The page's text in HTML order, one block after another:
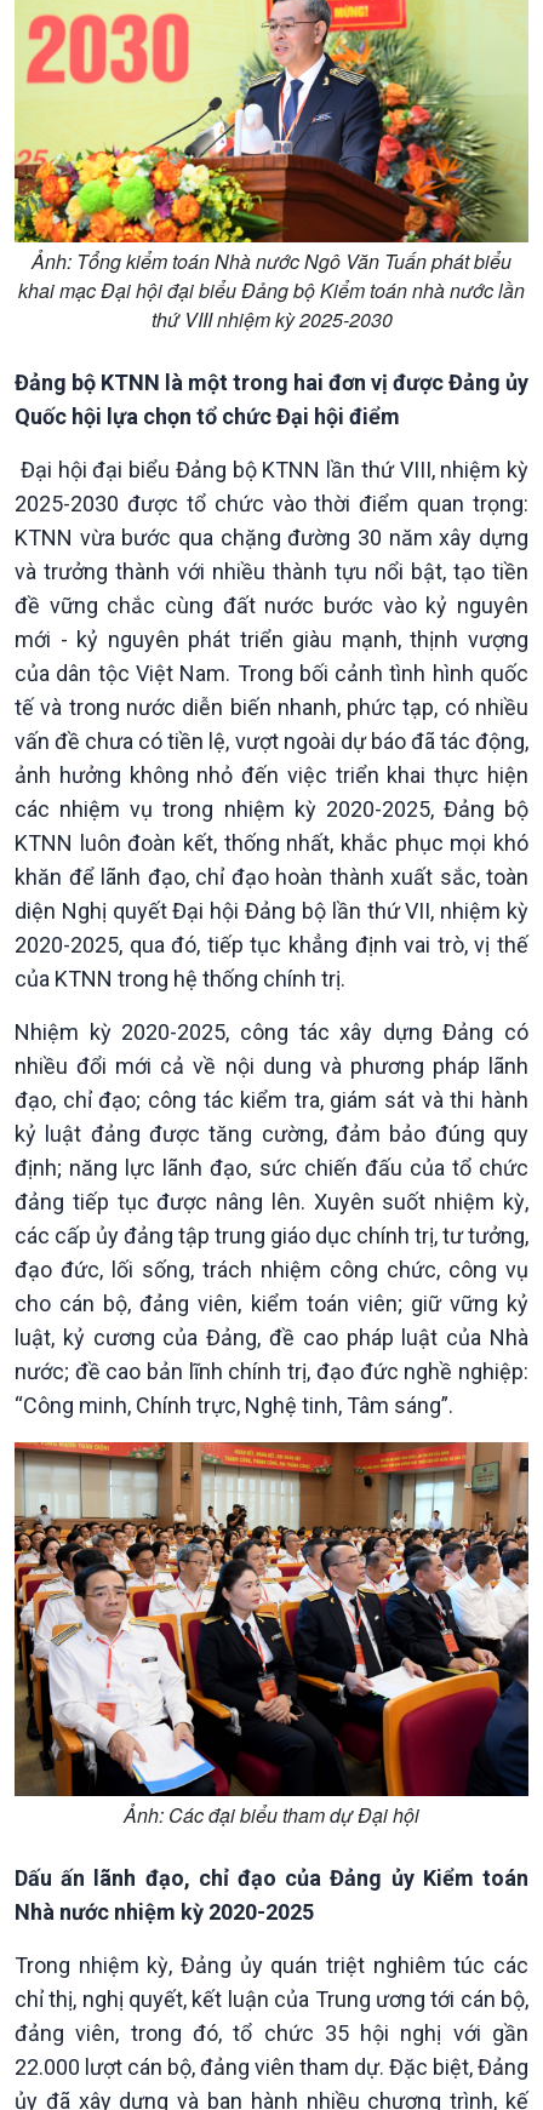
Giới thiệu
Thời sự
Thời sự 6h
Thời sự 12h
Thời sự 18h
Thời sự 21h30
Bản tin
Chuyên mục
Theo dòng Thời sự
Ảnh: Tổng kiểm toán Nhà nước Ngô Văn Tuấn phát biểu
khai mạc Đại hội đại biểu Đảng bộ Kiểm toán nhà nước lần
thứ VIII nhiệm kỳ 2025-2030
Đảng bộ KTNN là một trong hai đơn vị được Đảng ủy
Quốc hội lựa chọn tổ chức Đại hội điểm
Đại hội đại biểu Đảng bộ KTNN lần thứ VIII, nhiệm kỳ
2025-2030 được tổ chức vào thời điểm quan trọng:
KTNN vừa bước qua chặng đường 30 năm xây dựng
và trưởng thành với nhiều thành tựu nổi bật, tạo tiền
đề vững chắc cùng đất nước bước vào kỷ nguyên
mới - kỷ nguyên phát triển giàu mạnh, thịnh vượng
của dân tộc Việt Nam. Trong bối cảnh tình hình quốc
tế và trong nước diễn biến nhanh, phức tạp, có nhiều
vấn đề chưa có tiền lệ, vượt ngoài dự báo đã tác động,
ảnh hưởng không nhỏ đến việc triển khai thực hiện
các nhiệm vụ trong nhiệm kỳ 2020-2025, Đảng bộ
KTNN luôn đoàn kết, thống nhất, khắc phục mọi khó
khăn để lãnh đạo, chỉ đạo hoàn thành xuất sắc, toàn
diện Nghị quyết Đại hội Đảng bộ lần thứ VII, nhiệm kỳ
2020-2025, qua đó, tiếp tục khẳng định vai trò, vị thế
của KTNN trong hệ thống chính trị.
Nhiệm kỳ 2020-2025, công tác xây dựng Đảng có
nhiều đổi mới cả về nội dung và phương pháp lãnh
đạo, chỉ đạo; công tác kiểm tra, giám sát và thi hành
kỷ luật đảng được tăng cường, đảm bảo đúng quy
định; năng lực lãnh đạo, sức chiến đấu của tổ chức
đảng tiếp tục được nâng lên. Xuyên suốt nhiệm kỳ,
các cấp ủy đảng tập trung giáo dục chính trị, tư tưởng,
đạo đức, lối sống, trách nhiệm công chức, công vụ
cho cán bộ, đảng viên, kiểm toán viên; giữ vững kỷ
luật, kỷ cương của Đảng, đề cao pháp luật của Nhà
nước; đề cao bản lĩnh chính trị, đạo đức nghề nghiệp:
“Công minh, Chính trực, Nghệ tinh, Tâm sáng”.
Ảnh: Các đại biểu tham dự Đại hội
Dấu ấn lãnh đạo, chỉ đạo của Đảng ủy Kiểm toán
Nhà nước nhiệm kỳ 2020-2025
Trong nhiệm kỳ, Đảng ủy quán triệt nghiêm túc các
chỉ thị, nghị quyết, kết luận của Trung ương tới cán bộ,
đảng viên, trong đó, tổ chức 35 hội nghị với gần
22.000 lượt cán bộ, đảng viên tham dự. Đặc biệt, Đảng
ủy đã xây dựng và ban hành nhiều chương trình, kế